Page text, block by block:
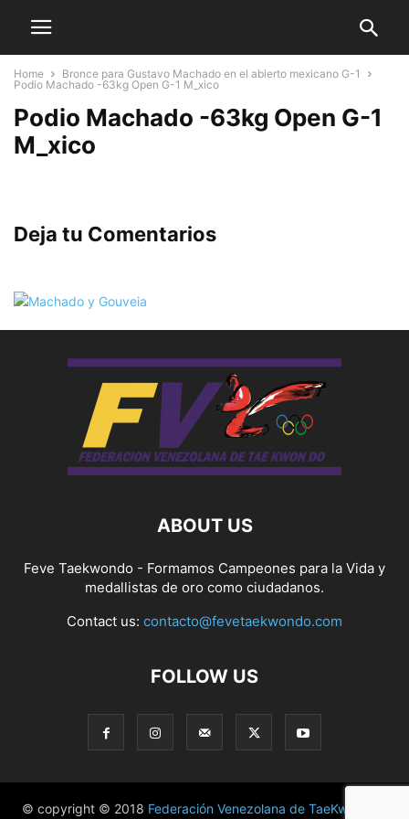
Home
Bronce para Gustavo Machado en el abierto mexicano G-1
Podio Machado -63kg Open G-1 M_xico
Podio Machado -63kg Open G-1
M_xico
Deja tu Comentarios
ABOUT US
Feve Taekwondo - Formamos Campeones para la Vida y
medallistas de oro como ciudadanos.
Contact us: contacto@fevetaekwondo.com
FOLLOW US
© copyright © 2018 Federación Venezolana de TaeKwonDo